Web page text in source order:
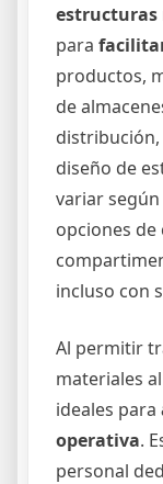
estructuras
para
productos,
de
distribución,
diseño de
variar
opciones
incluso con
Al permitir
materiales
ideales para
operativa.
personal